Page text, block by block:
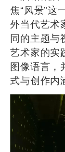
焦“风景”这
外当代艺术
同的主题与
艺术家的实
图像语言，
式与创作内